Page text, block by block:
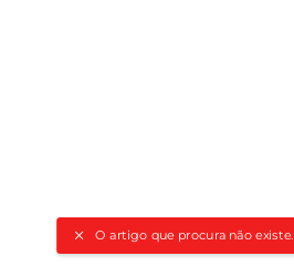
O artigo que procura não existe.